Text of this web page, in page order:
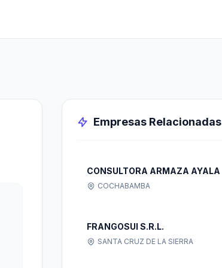
Empresas Relacionadas
CONSULTORA ARMAZA AYALA
COCHABAMBA
FRANGOSUI S.R.L.
SANTA CRUZ DE LA SIERRA